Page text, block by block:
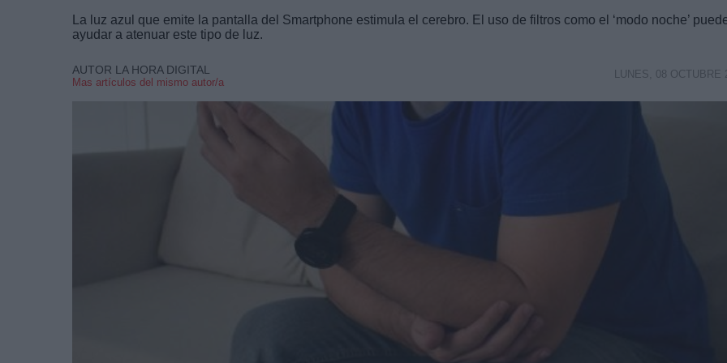
La luz azul que emite la pantalla del Smartphone estimula el cerebro. El uso de filtros como el ‘modo noche’
ayudar a atenuar este tipo de luz.
AUTOR LA HORA DIGITAL
Mas artículos del mismo autor/a
LUNES, 08 OCTUBRE